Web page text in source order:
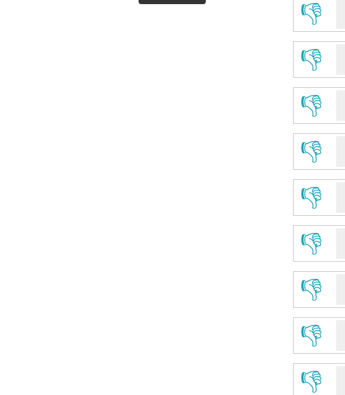
👎
👎
👎
👎
👎
👎
👎
👎
👎